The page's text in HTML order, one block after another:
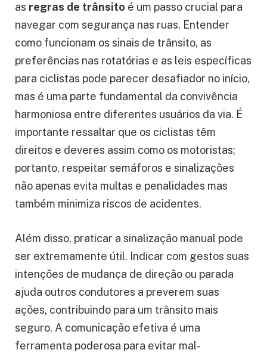
as regras de trânsito é um passo crucial para
navegar com segurança nas ruas. Entender
como funcionam os sinais de trânsito, as
preferências nas rotatórias e as leis específicas
para ciclistas pode parecer desafiador no início,
mas é uma parte fundamental da convivência
harmoniosa entre diferentes usuários da via. É
importante ressaltar que os ciclistas têm
direitos e deveres assim como os motoristas;
portanto, respeitar semáforos e sinalizações
não apenas evita multas e penalidades mas
também minimiza riscos de acidentes.
Além disso, praticar a sinalização manual pode
ser extremamente útil. Indicar com gestos suas
intenções de mudança de direção ou parada
ajuda outros condutores a preverem suas
ações, contribuindo para um trânsito mais
seguro. A comunicação efetiva é uma
ferramenta poderosa para evitar mal-